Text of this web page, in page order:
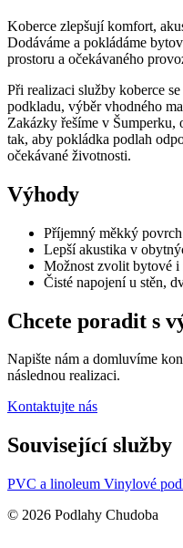
Koberce zlepšují komfort,
Dodáváme a pokládáme
prostoru a očekávaného
Při realizaci služby koberce
podkladu, výběr vhodného
Zakázky řešíme v
tak, aby pokládka podlah
očekávané životnosti.
Výhody
Příjemný měkký
Lepší akustika v
Možnost zvolit bytové i
Čisté napojení u stěn,
Chcete poradit s
Napište nám a domluvíme
následnou realizaci.
Kontaktujte nás
Související služby
PVC a linoleum Vinylové
© 2026 Podlahy Chudoba